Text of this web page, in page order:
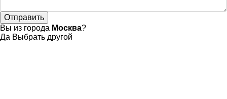
Вы из города Москва?
Да Выбрать другой